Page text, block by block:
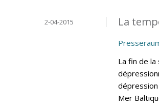
La
2-04-2015
La fin de
dépression
Mer